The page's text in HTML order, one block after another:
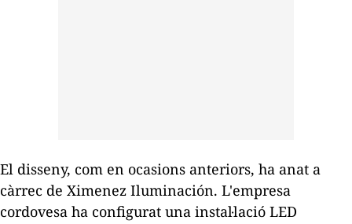
El disseny, com en ocasions anteriors, ha anat a
càrrec de Ximenez Iluminación. L'empresa
cordovesa ha configurat una instal·lació LED